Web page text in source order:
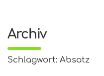
Archiv
Schlagwort: Absatz